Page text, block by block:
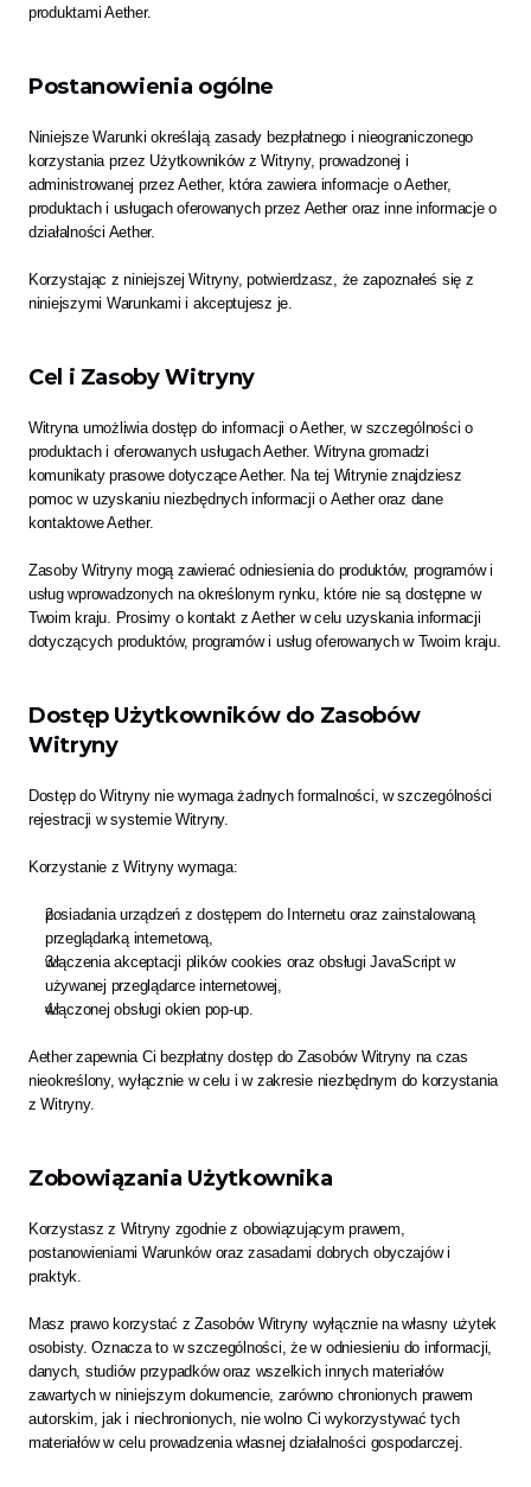
produktami Aether.
Postanowienia ogólne
Niniejsze Warunki określają zasady bezpłatnego i nieograniczonego
korzystania przez Użytkowników z Witryny, prowadzonej i
administrowanej przez Aether, która zawiera informacje o Aether,
produktach i usługach oferowanych przez Aether oraz inne informacje o
działalności Aether.
Korzystając z niniejszej Witryny, potwierdzasz, że zapoznałeś się z
niniejszymi Warunkami i akceptujesz je.
Cel i Zasoby Witryny
Witryna umożliwia dostęp do informacji o Aether, w szczególności o
produktach i oferowanych usługach Aether. Witryna gromadzi
komunikaty prasowe dotyczące Aether. Na tej Witrynie znajdziesz
pomoc w uzyskaniu niezbędnych informacji o Aether oraz dane
kontaktowe Aether.
Zasoby Witryny mogą zawierać odniesienia do produktów, programów i
usług wprowadzonych na określonym rynku, które nie są dostępne w
Twoim kraju. Prosimy o kontakt z Aether w celu uzyskania informacji
dotyczących produktów, programów i usług oferowanych w Twoim kraju.
Dostęp Użytkowników do Zasobów
Witryny
Dostęp do Witryny nie wymaga żadnych formalności, w szczególności
rejestracji w systemie Witryny.
Korzystanie z Witryny wymaga:
posiadania urządzeń z dostępem do Internetu oraz zainstalowaną
przeglądarką internetową,
włączenia akceptacji plików cookies oraz obsługi JavaScript w
używanej przeglądarce internetowej,
włączonej obsługi okien pop-up.
Aether zapewnia Ci bezpłatny dostęp do Zasobów Witryny na czas
nieokreślony, wyłącznie w celu i w zakresie niezbędnym do korzystania
z Witryny.
Zobowiązania Użytkownika
Korzystasz z Witryny zgodnie z obowiązującym prawem,
postanowieniami Warunków oraz zasadami dobrych obyczajów i
praktyk.
Masz prawo korzystać z Zasobów Witryny wyłącznie na własny użytek
osobisty. Oznacza to w szczególności, że w odniesieniu do informacji,
danych, studiów przypadków oraz wszelkich innych materiałów
zawartych w niniejszym dokumencie, zarówno chronionych prawem
autorskim, jak i niechronionych, nie wolno Ci wykorzystywać tych
materiałów w celu prowadzenia własnej działalności gospodarczej.